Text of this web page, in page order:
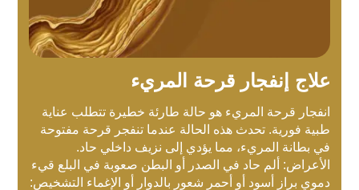
علاج إنفجار قرحة المريء
انفجار قرحة المريء هو حالة طارئة خطيرة تتطلب عناية
طبية فورية. تحدث هذه الحالة عندما تنفجر قرحة مفتوحة
في بطانة المريء، مما يؤدي إلى نزيف داخلي حاد.
الأعراض: ألم حاد في الصدر أو البطن صعوبة في البلع قيء
دموي براز أسود أو أحمر شعور بالدوار أو الإغماء التشخيص: